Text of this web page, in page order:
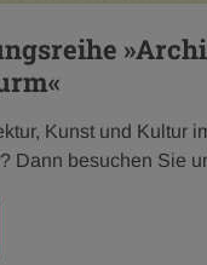
Kunst und Kultur
Dann besuchen Sie